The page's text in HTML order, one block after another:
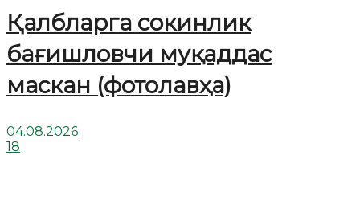
Қалбларга сокинлик
бағишловчи муқаддас
маскан (фотолавҳа)
04.08.2026
18